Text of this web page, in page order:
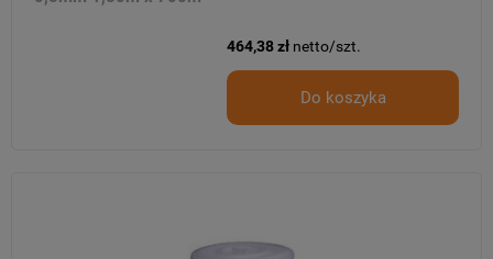
464,38 zł netto/szt.
Do koszyka